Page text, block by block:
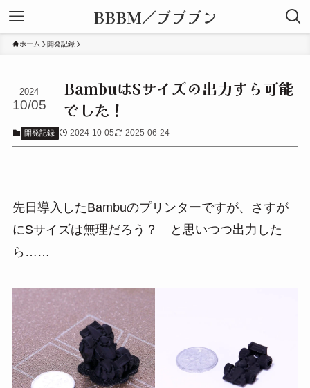
BBBM／ブブブン
ホーム 開発記録
BambuはSサイズの出力すら可能
でした！
2024
10/05
開発記録 2024-10-05 2025-06-24
先日導入したBambuのプリンターですが、さすが
にSサイズは無理だろう？ と思いつつ出力した
ら……